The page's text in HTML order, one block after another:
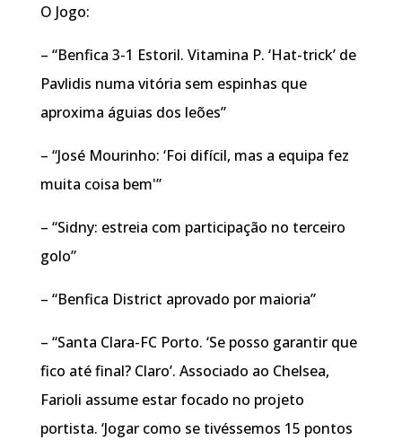
O Jogo:
– “Benfica 3-1 Estoril. Vitamina P. ‘Hat-trick’ de
Pavlidis numa vitória sem espinhas que
aproxima águias dos leões”
– “José Mourinho: ‘Foi difícil, mas a equipa fez
muita coisa bem'”
– “Sidny: estreia com participação no terceiro
golo”
– “Benfica District aprovado por maioria”
– “Santa Clara-FC Porto. ‘Se posso garantir que
fico até final? Claro’. Associado ao Chelsea,
Farioli assume estar focado no projeto
portista. ‘Jogar como se tivéssemos 15 pontos